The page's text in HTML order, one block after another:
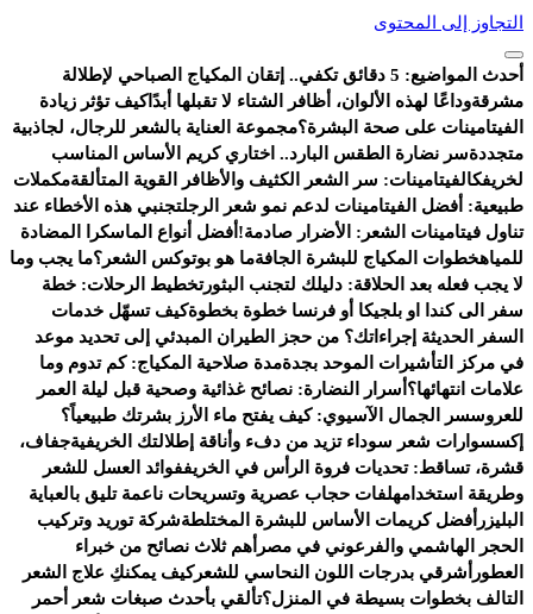
التجاوز إلى المحتوى
أحدث المواضيع:
5 دقائق تكفي.. إتقان المكياج الصباحي لإطلالة
مشرقةوداعًا لهذه الألوان، أظافر الشتاء لا تقبلها أبدًاكيف تؤثر زيادة
الفيتامينات على صحة البشرة؟مجموعة العناية بالشعر للرجال، لجاذبية
متجددةسر نضارة الطقس البارد.. اختاري كريم الأساس المناسب
لخريفكالفيتامينات: سر الشعر الكثيف والأظافر القوية المتألقةمكملات
طبيعية: أفضل الفيتامينات لدعم نمو شعر الرجلتجنبي هذه الأخطاء عند
تناول فيتامينات الشعر: الأضرار صادمة! أفضل أنواع الماسكرا المضادة
للمياهخطوات المكياج للبشرة الجافةما هو بوتوكس الشعر؟ما يجب وما
لا يجب فعله بعد الحلاقة: دليلك لتجنب البثورتخطيط الرحلات: خطة
سفر الى كندا او بلجيكا أو فرنسا خطوة بخطوةكيف تسهّل خدمات
السفر الحديثة إجراءاتك؟ من حجز الطيران المبدئي إلى تحديد موعد
في مركز التأشيرات الموحد بجدةمدة صلاحية المكياج: كم تدوم وما
علامات انتهائها؟ أسرار النضارة: نصائح غذائية وصحية قبل ليلة العمر
للعروسسر الجمال الآسيوي: كيف يفتح ماء الأرز بشرتك طبيعياً؟
إكسسوارات شعر سوداء تزيد من دفء وأناقة إطلالتك الخريفيةجفاف،
قشرة، تساقط: تحديات فروة الرأس في الخريففوائد العسل للشعر
وطريقة استخدامهلفات حجاب عصرية وتسريحات ناعمة تليق بالعباية
البليزر أفضل كريمات الأساس للبشرة المختلطةشركة توريد وتركيب
الحجر الهاشمي والفرعوني في مصر أهم ثلاث نصائح من خبراء
العطور أشرقي بدرجات اللون النحاسي للشعركيف يمكنكِ علاج الشعر
التالف بخطوات بسيطة في المنزل؟تألقي بأحدث صبغات شعر أحمر